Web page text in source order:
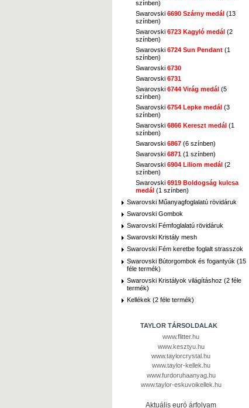
színben)
Swarovski 6690 Szárny medál (13
színben)
Swarovski 6723 Kagyló medál (2
színben)
Swarovski 6724 Sun Pendant (1
színben)
Swarovski 6730
Swarovski 6731
Swarovski 6744 Virág medál (5
színben)
Swarovski 6754 Lepke medál (3
színben)
Swarovski 6866 Kereszt medál (1
színben)
Swarovski 6867 (6 színben)
Swarovski 6871 (1 színben)
Swarovski 6904 Liliom medál (2
színben)
Swarovski 6919 Boldogság kulcsa
medál (1 színben)
Swarovski Műanyagfoglalatú rövidáruk
Swarovski Gombok
Swarovski Fémfoglalatú rövidáruk
Swarovski Kristály mesh
Swarovski Fém keretbe foglalt strasszok
Swarovski Bútorgombok és fogantyúk (15
féle termék)
Swarovski Kristályok világításhoz (2 féle
termék)
Kellékek (2 féle termék)
TAYLOR TÁRSOLDALAK
www.flitter.hu
www.kesztyu.hu
www.taylorcrystal.hu
www.taylor-kellek.hu
www.furdoruhaanyag.hu
www.taylor-eskuvoikellek.hu
Aktuális euró árfolyam